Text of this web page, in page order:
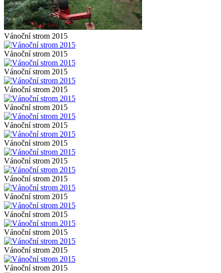
Vánoční strom 2015
Vánoční strom 2015
Vánoční strom 2015
Vánoční strom 2015
Vánoční strom 2015
Vánoční strom 2015
Vánoční strom 2015
Vánoční strom 2015
Vánoční strom 2015
Vánoční strom 2015
Vánoční strom 2015
Vánoční strom 2015
Vánoční strom 2015
Vánoční strom 2015